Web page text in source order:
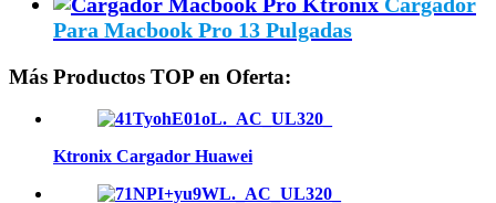
Para Macbook Pro 13 Pulgadas
Más Productos TOP en Oferta:
Ktronix Cargador Huawei